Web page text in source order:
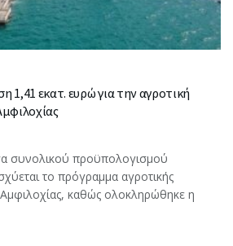
1,41 εκατ. ευρώ για την αγροτική
συνολικού προϋπολογισμού
το πρόγραμμα αγροτικής
καθώς ολοκληρώθηκε η